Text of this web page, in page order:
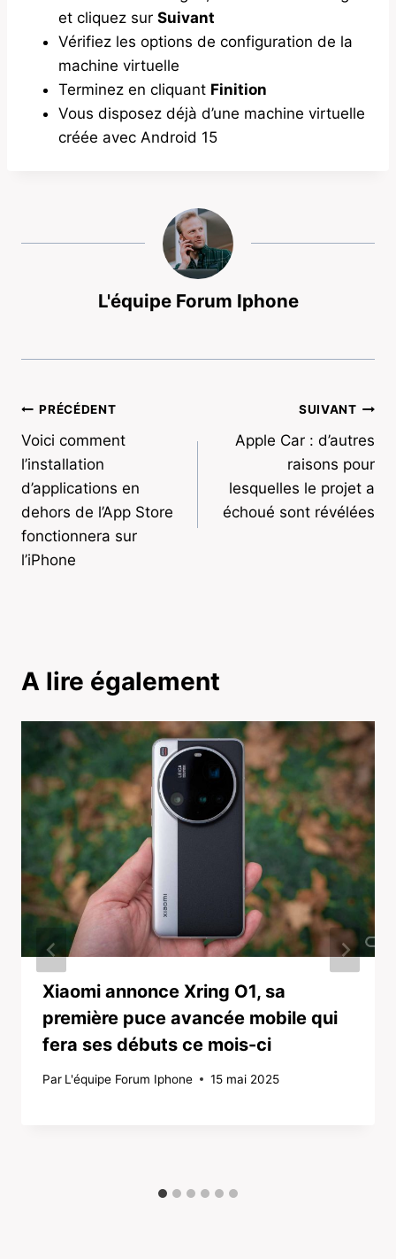
et cliquez sur Suivant
Vérifiez les options de configuration de la
machine virtuelle
Terminez en cliquant Finition
Vous disposez déjà d’une machine virtuelle
créée avec Android 15
L'équipe Forum Iphone
Navigation
de
l’article
PRÉCÉDENT
Voici comment
l’installation
d’applications en
dehors de l’App Store
fonctionnera sur
l’iPhone
SUIVANT
Apple Car : d’autres
raisons pour
lesquelles le projet a
échoué sont révélées
A lire également
Xiaomi annonce Xring O1, sa
première puce avancée mobile qui
fera ses débuts ce mois-ci
Par L'équipe Forum Iphone 15 mai 2025